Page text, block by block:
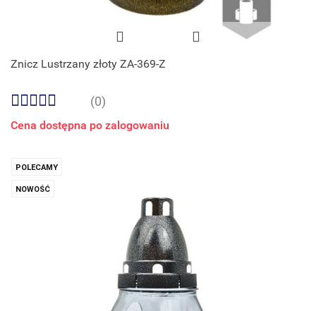
Znicz Lustrzany złoty ZA-369-Z
(0)
Cena dostępna po zalogowaniu
POLECAMY
NOWOŚĆ